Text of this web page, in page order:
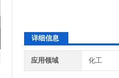
详细信息
应用领域 化工